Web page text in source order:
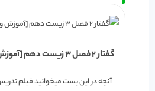
گفتار 2 فصل 3 زیست دهم [آموزش و تدریس ویدیویی]